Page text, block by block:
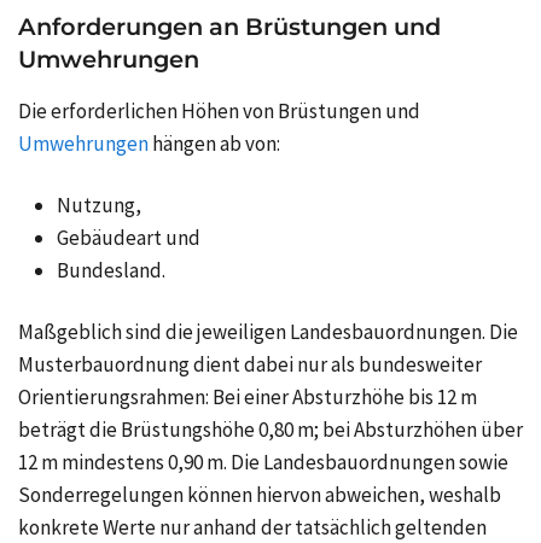
Anforderungen an Brüstungen und
Umwehrungen
Die erforderlichen Höhen von Brüstungen und
Umwehrungenhängen ab von:
Nutzung,
Gebäudeart und
Bundesland.
Maßgeblich sind die jeweiligen Landesbauordnungen. Die
Musterbauordnung dient dabei nur als bundesweiter
Orientierungsrahmen: Bei einer Absturzhöhe bis 12 m
beträgt die Brüstungshöhe 0,80 m; bei Absturzhöhen über
12 m mindestens 0,90 m. Die Landesbauordnungen sowie
Sonderregelungen können hiervon abweichen, weshalb
konkrete Werte nur anhand der tatsächlich geltenden